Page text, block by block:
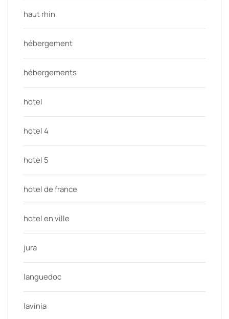
haut rhin
hébergement
hébergements
hotel
hotel 4
hotel 5
hotel de france
hotel en ville
jura
languedoc
lavinia